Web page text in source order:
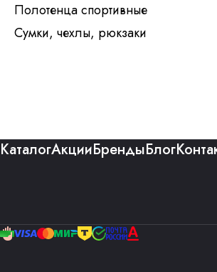
Полотенца спортивные
Сумки, чехлы, рюкзаки
КаталогАкцииБрендыБлог